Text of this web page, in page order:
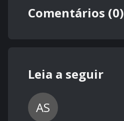
Comentários (0)
Leia a seguir
AS